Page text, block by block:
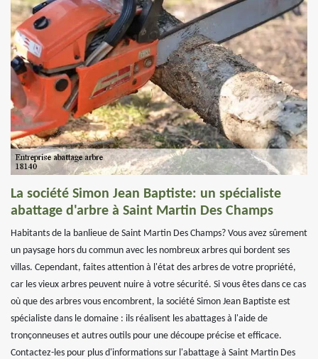
La société Simon Jean Baptiste: un spécialiste
abattage d'arbre à Saint Martin Des Champs
Habitants de la banlieue de Saint Martin Des Champs? Vous avez sûrement
un paysage hors du commun avec les nombreux arbres qui bordent ses
villas. Cependant, faites attention à l'état des arbres de votre propriété,
car les vieux arbres peuvent nuire à votre sécurité. Si vous êtes dans ce cas
où que des arbres vous encombrent, la société Simon Jean Baptiste est
spécialiste dans le domaine : ils réalisent les abattages à l'aide de
tronçonneuses et autres outils pour une découpe précise et efficace.
Contactez-les pour plus d'informations sur l'abattage à Saint Martin Des